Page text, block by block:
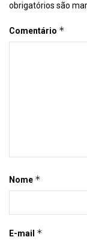
obrigatórios são
Comentário *
Nome *
E-mail *